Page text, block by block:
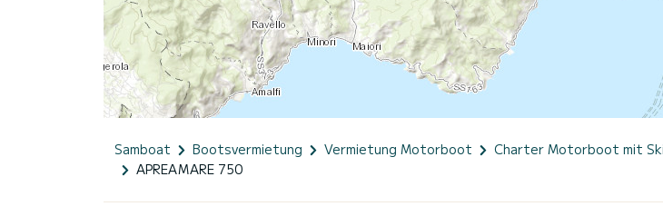
Samboat Bootsvermietung Vermietung Motorboot Charter Motorboot mit
APREAMARE 750